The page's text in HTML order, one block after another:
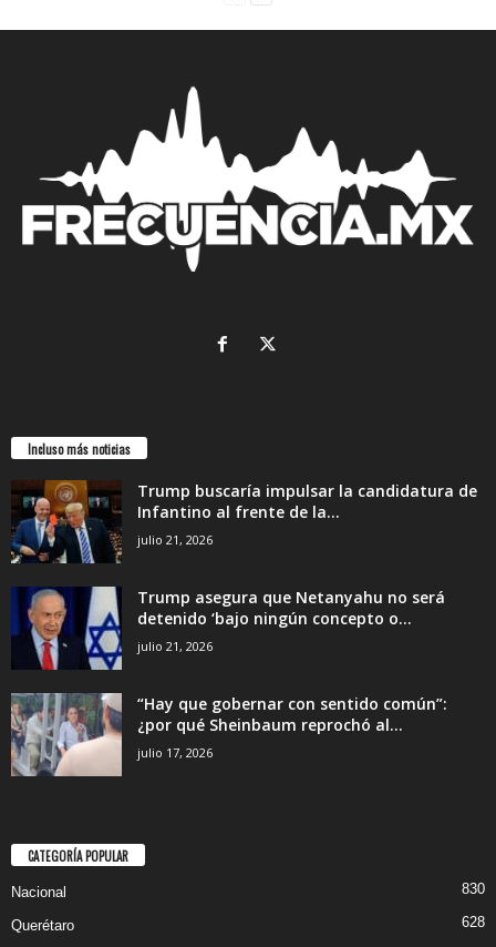
Incluso más noticias
Trump buscaría impulsar la candidatura de
Infantino al frente de la...
julio 21, 2026
Trump asegura que Netanyahu no será
detenido ‘bajo ningún concepto o...
julio 21, 2026
“Hay que gobernar con sentido común”:
¿por qué Sheinbaum reprochó al...
julio 17, 2026
CATEGORÍA POPULAR
Nacional 830
Querétaro
628